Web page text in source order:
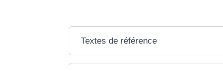
Textes de référence